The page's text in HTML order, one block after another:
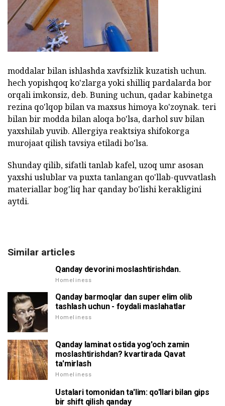
moddalar bilan ishlashda xavfsizlik kuzatish uchun.
hech yopishqoq ko'zlarga yoki shilliq pardalarda bor
orqali imkonsiz, deb. Buning uchun, qadar kabinetga
rezina qo'lqop bilan va maxsus himoya ko'zoynak. teri
bilan bir modda bilan aloqa bo'lsa, darhol suv bilan
yaxshilab yuvib. Allergiya reaktsiya shifokorga
murojaat qilish tavsiya etiladi bo'lsa.
Shunday qilib, sifatli tanlab kafel, uzoq umr asosan
yaxshi uslublar va puxta tanlangan qo'llab-quvvatlash
materiallar bog'liq har qanday bo'lishi kerakligini
aytdi.
Similar articles
Qanday devorini moslashtirishdan.
Homeliness
Qanday barmoqlar dan super elim olib
tashlash uchun - foydali maslahatlar
Homeliness
Qanday laminat ostida yog'och zamin
moslashtirishdan? kvartirada Qavat
ta'mirlash
Homeliness
Ustalari tomonidan ta'lim: qo'llari bilan gips
bir shift qilish qanday